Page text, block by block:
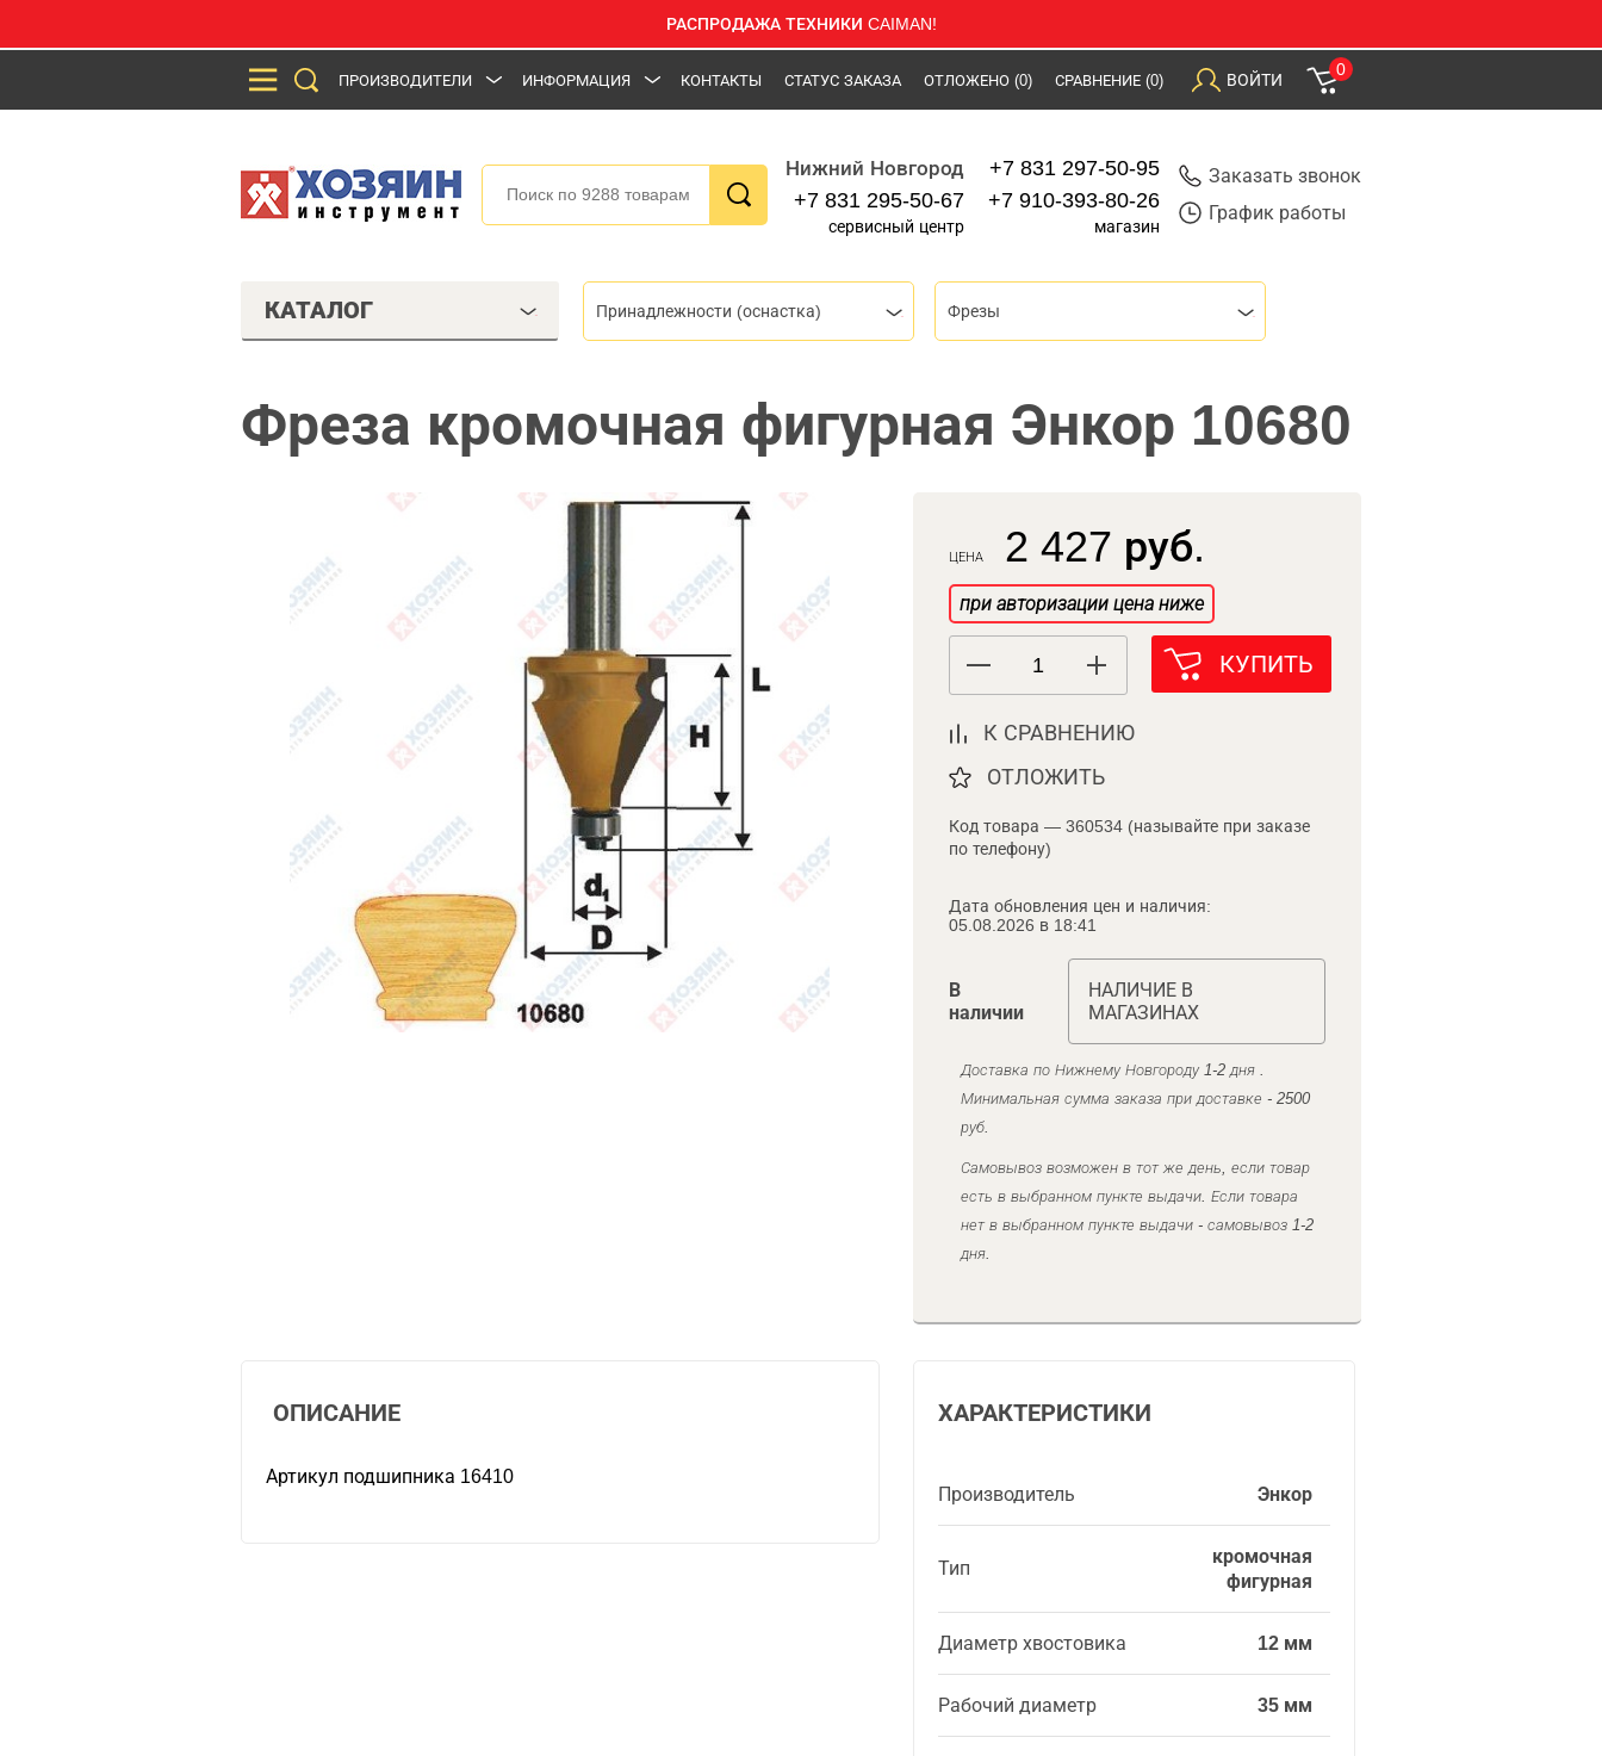
РАСПРОДАЖА ТЕХНИКИ CAIMAN!
ПРОИЗВОДИТЕЛИ ИНФОРМАЦИЯ КОНТАКТЫ СТАТУС ЗАКАЗА ОТЛОЖЕНО (0) СРАВНЕНИЕ (0) ВОЙТИ
0
Нижний Новгород
+7 831 295-50-67
сервисный центр
+7 831 297-50-95
+7 910-393-80-26
магазин
Заказать звонок
График работы
КАТАЛОГ Принадлежности (оснастка) Фрезы
Фреза кромочная фигурная Энкор 10680
ЦЕНА 2 427 руб.
при авторизации цена ниже
КУПИТЬ
К СРАВНЕНИЮ
ОТЛОЖИТЬ
Код товара — 360534 (называйте при заказе
по телефону)
Дата обновления цен и наличия:
05.08.2026 в 18:41
В
наличии
НАЛИЧИЕ В
МАГАЗИНАХ
Доставка по Нижнему Новгороду 1-2 дня .
Минимальная сумма заказа при доставке - 2500
руб.
Самовывоз возможен в тот же день, если товар
есть в выбранном пункте выдачи. Если товара
нет в выбранном пункте выдачи - самовывоз 1-2
дня.
ХАРАКТЕРИСТИКИ
Производитель Энкор
Тип
кромочная
фигурная
Диаметр хвостовика 12 мм
Рабочий диаметр 35 мм
ОПИСАНИЕ
Артикул подшипника 16410